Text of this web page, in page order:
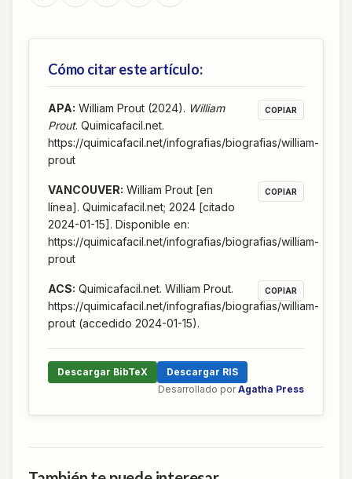
Cómo citar este artículo:
APA: William Prout (2024). William
Prout. Quimicafacil.net.
https://quimicafacil.net/infografias/biografias/william-
prout
COPIAR
VANCOUVER: William Prout [en
línea]. Quimicafacil.net; 2024 [citado
2024-01-15]. Disponible en:
https://quimicafacil.net/infografias/biografias/william-
prout
COPIAR
ACS: Quimicafacil.net. William Prout.
https://quimicafacil.net/infografias/biografias/william-
prout (accedido 2024-01-15).
COPIAR
Descargar BibTeX
Descargar RIS
Desarrollado por Agatha Press